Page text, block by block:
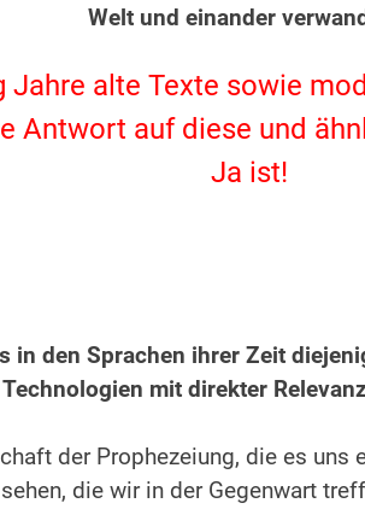
Welt und einander
Jahre alte Texte sowie
Antwort auf diese und
Ja ist!
in den Sprachen ihrer Zeit
mit direkter
der Prophezeiung, die es uns
die wir in der Gegenwart